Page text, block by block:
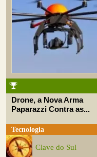
Drone, a Nova Arma
Paparazzi Contra as...
Tecnologia
Clave do Sul